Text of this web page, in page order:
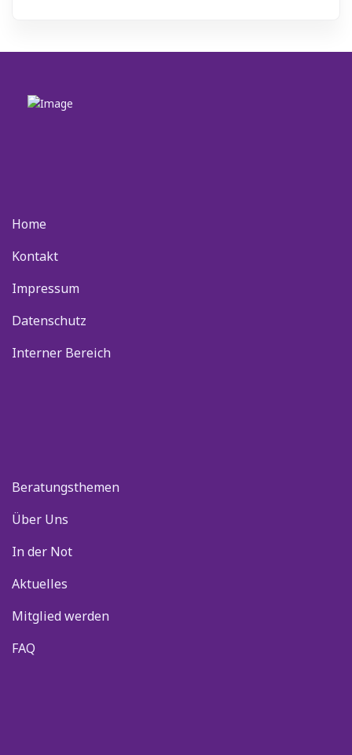
Home
Kontakt
Impressum
Datenschutz
Interner Bereich
Beratungsthemen
Über Uns
In der Not
Aktuelles
Mitglied werden
FAQ